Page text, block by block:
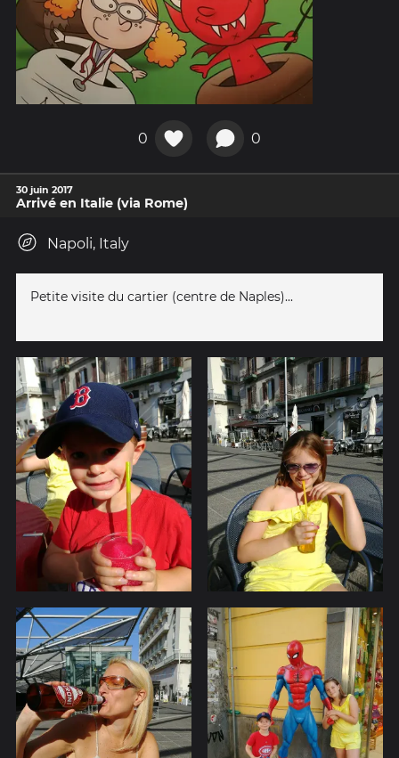
0 0
30 juin 2017
Arrivé en Italie (via Rome)
Napoli, Italy
Petite visite du cartier (centre de Naples)...